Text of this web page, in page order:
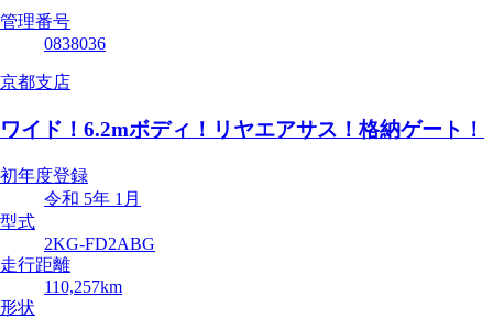
管理番号
0838036
京都支店
ワイド！6.2mボディ！リヤエアサス！格納ゲート！
初年度登録
令和 5年 1月
型式
2KG-FD2ABG
走行距離
110,257km
形状